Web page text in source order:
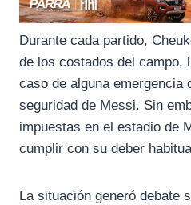
Durante cada partido,
de los costados del campo,
caso de alguna emergencia
seguridad de Messi. Sin
impuestas en el estadio de
cumplir con su deber
La situación generó debate